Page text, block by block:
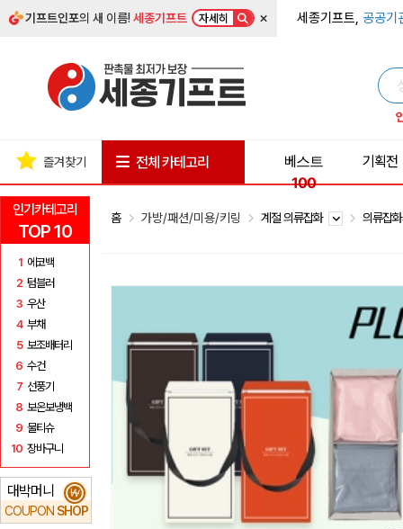
기프트인포의 새 이름!세종기프트 자세히 × 세종기프트, 공공기
인기카테고리
TOP 10
1 에코백
2 텀블러
3 우산
4 부채
5 보조배터리
6 수건
7 선풍기
8 보온보냉백
9 물티슈
10 장바구니
대박머니
COUPON SHOP
₩
즐겨찾기 전체 카테고리
베스트
100
기획전
홈 가방/패션/미용/키링 계절 의류잡화 의류잡